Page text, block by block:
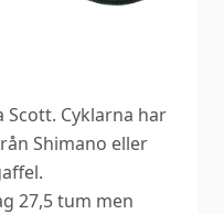
Scott. Cyklarna har
Shimano eller
27,5 tum men